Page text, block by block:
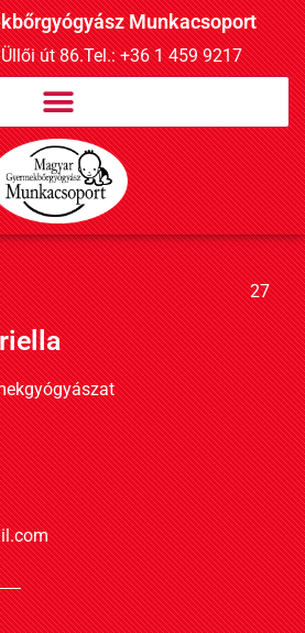
Munkacsoport
út 86.Tel.: +36 1 459 9217
27